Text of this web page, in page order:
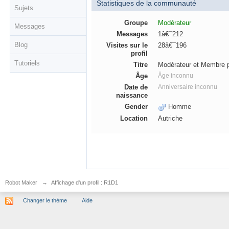
Sujets
Messages
Blog
Tutoriels
Statistiques de la communauté
Groupe
Modérateur
Messages
1â€¯212
Visites sur le
profil
28â€¯196
Titre
Modérateur et Membre
Âge
Âge inconnu
Date de
naissance
Anniversaire inconnu
Gender
Homme
Location
Autriche
Robot Maker → Affichage d'un profil : R1D1
Changer le thème Aide